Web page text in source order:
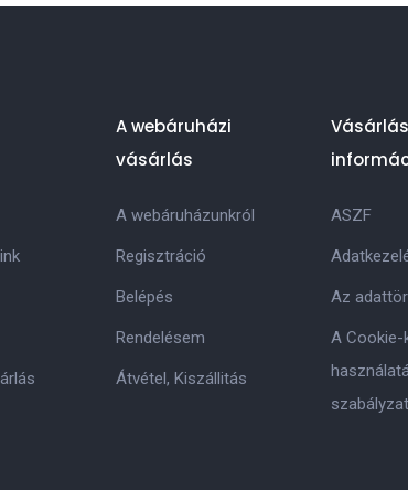
A webáruházi
vásárlás
A webáruházunkról
Regisztráció
Belépés
Rendelésem
Átvétel, Kiszállitás
ASZF
Az
A Cookie-